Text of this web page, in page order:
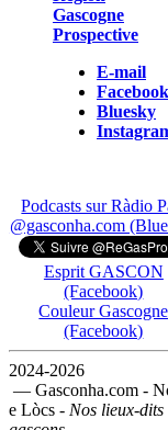
Gascogne
Prospective
E-mail
Facebook
Bluesky
Podcasts sur Ràdio
@gasconha.com
Esprit GASCON
(Facebook)
Couleur Gascogne
(Facebook)
2024-2026
— Gasconha.com -
e Lòcs - Nos lieux-dits